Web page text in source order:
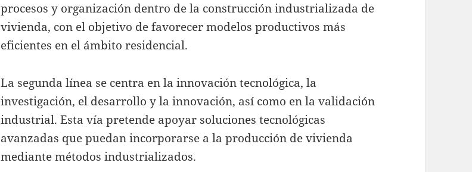
procesos y organización dentro de la construcción industrializada de
vivienda, con el objetivo de favorecer modelos productivos más
eficientes en el ámbito residencial.
La segunda línea se centra en la innovación tecnológica, la
investigación, el desarrollo y la innovación, así como en la validación
industrial. Esta vía pretende apoyar soluciones tecnológicas
avanzadas que puedan incorporarse a la producción de vivienda
mediante métodos industrializados.